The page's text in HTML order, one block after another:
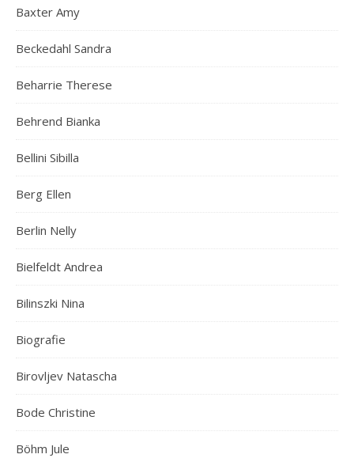
Baxter Amy
Beckedahl Sandra
Beharrie Therese
Behrend Bianka
Bellini Sibilla
Berg Ellen
Berlin Nelly
Bielfeldt Andrea
Bilinszki Nina
Biografie
Birovljev Natascha
Bode Christine
Böhm Jule